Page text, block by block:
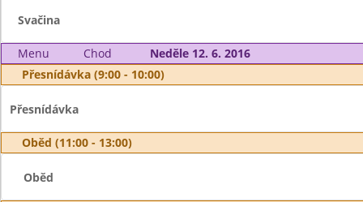
Svačina
Menu Chod
Neděle 12. 6. 2016
Přesnídávka (9:00 - 10:00)
Přesnídávka
Oběd (11:00 - 13:00)
Oběd